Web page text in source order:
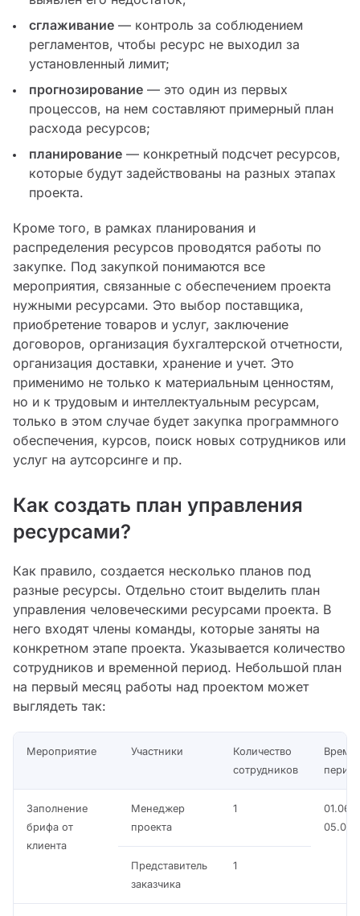
сглаживание — контроль за соблюдением
регламентов, чтобы ресурс не выходил за
установленный лимит;
прогнозирование — это один из первых
процессов, на нем составляют примерный план
расхода ресурсов;
планирование — конкретный подсчет ресурсов,
которые будут задействованы на разных этапах
проекта.
Кроме того, в рамках планирования и
распределения ресурсов проводятся работы по
закупке. Под закупкой понимаются все
мероприятия, связанные с обеспечением проекта
нужными ресурсами. Это выбор поставщика,
приобретение товаров и услуг, заключение
договоров, организация бухгалтерской отчетности,
организация доставки, хранение и учет. Это
применимо не только к материальным ценностям,
но и к трудовым и интеллектуальным ресурсам,
только в этом случае будет закупка программного
обеспечения, курсов, поиск новых сотрудников или
услуг на аутсорсинге и пр.
Как создать план управления
ресурсами?
Как правило, создается несколько планов под
разные ресурсы. Отдельно стоит выделить план
управления человеческими ресурсами проекта. В
него входят члены команды, которые заняты на
конкретном этапе проекта. Указывается количество
сотрудников и временной период. Небольшой план
на первый месяц работы над проектом может
выглядеть так:
Мероприятие Участники
Количество
сотрудников
Заполнение
брифа от
клиента
Менеджер
проекта
1
01.06 –
05.06
Представитель
заказчика
1